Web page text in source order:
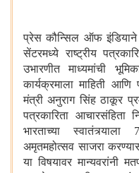
प्रेस कौन्सिल ऑफ इंडियाने
सेंटरमध्ये राष्ट्रीय
उभारणीत माध्यमांची
कार्यक्रमाला माहिती आणि
मंत्री अनुराग सिंह ठाकूर
पत्रकारिता
भारताच्या स्वातंत्र्याला
अमृतमहोत्सव साजरा
या विषयावर मान्यवरांनी